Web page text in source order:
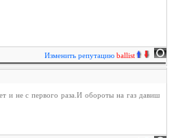
Изменить репутацию ballist
и не с первого раза.И обороты на газ давиш